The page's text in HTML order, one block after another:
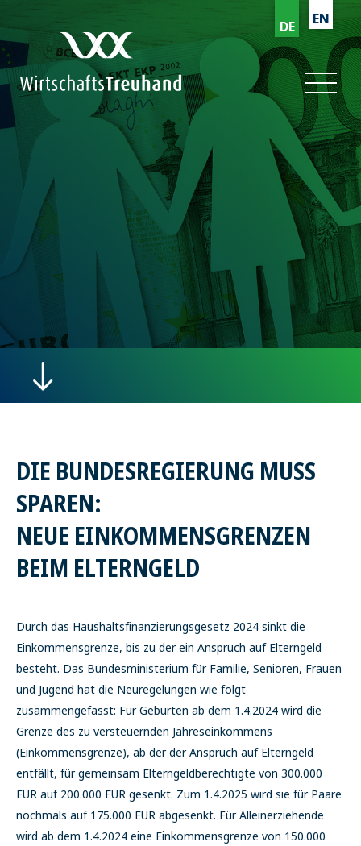
DE EN
DIE BUNDESREGIERUNG MUSS
SPAREN:
NEUE EINKOMMENSGRENZEN
BEIM ELTERNGELD
Durch das Haushaltsfinanzierungsgesetz 2024 sinkt die
Einkommensgrenze, bis zu der ein Anspruch auf Elterngeld
besteht. Das Bundesministerium für Familie, Senioren, Frauen
und Jugend hat die Neuregelungen wie folgt
zusammengefasst: Für Geburten ab dem 1.4.2024 wird die
Grenze des zu versteuernden Jahreseinkommens
(Einkommensgrenze), ab der der Anspruch auf Elterngeld
entfällt, für gemeinsam Elterngeldberechtigte von 300.000
EUR auf 200.000 EUR gesenkt. Zum 1.4.2025 wird sie für Paare
nochmals auf 175.000 EUR abgesenkt. Für Alleinerziehende
wird ab dem 1.4.2024 eine Einkommensgrenze von 150.000